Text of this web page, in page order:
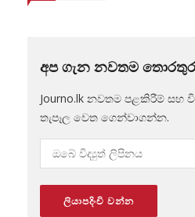
අප ගැන නවතම
Journo.lk නවතම පළකිරීම් සහ
තැපෑල වෙත ගෙන්වාගන්න.